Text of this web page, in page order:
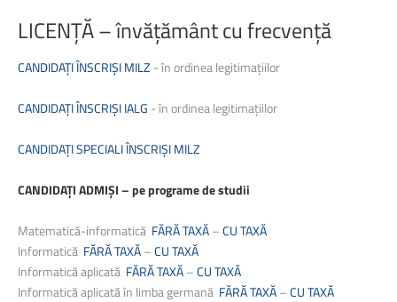
LICENȚĂ–învățământcufrecvență
CANDIDAȚI ÎNSCRIȘI MILZ -în ordinea legitimațiilor
CANDIDAȚI ÎNSCRIȘI IALG -în ordinea legitimațiilor
CANDIDAȚI SPECIALI ÎNSCRIȘI MILZ
CANDIDAȚI ADMIȘI – pe programe de studii
Matematică-informatică FĂRĂ TAXĂ–CU TAXĂ
Informatică FĂRĂ TAXĂ–CU TAXĂ
Informatică aplicată FĂRĂ TAXĂ–CU TAXĂ
Informatică aplicată în limba germană FĂRĂ TAXĂ–CU TAXĂ